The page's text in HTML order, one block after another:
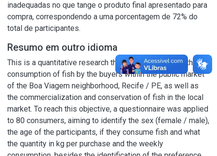
inadequadas no que tange o produto final apresentado para
compra, correspondendo a uma porcentagem de 72% do
total de participantes.
Resumo em outro idioma
This is a quantitative research that sought to identify the
consumption of fish by the buyers within the public market
of the Boa Viagem neighborhood, Recife / PE, as well as
the commercialization and conservation of fish in the local
market. To reach this objective, a questionnaire was applied
to 80 consumers, aiming to identify the sex (female / male),
the age of the participants, if they consume fish and what
the quantity in kg per purchase and the weekly